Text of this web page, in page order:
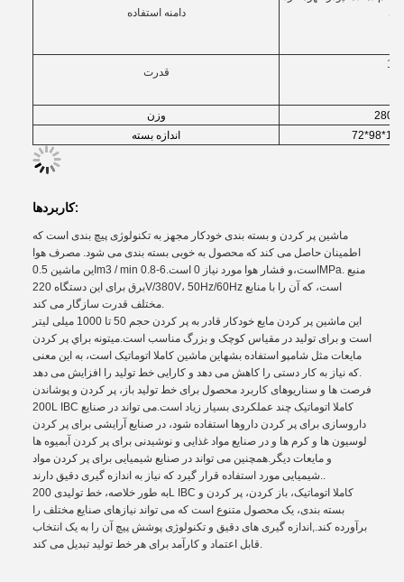
دامنه استفاده
قدرت
وزن
اندازه بسته
کاربردها:
ماشین پر کردن و بسته بندی خودکار مجهز به تکنولوژی پیچ بندی است که
اطمینان حاصل می کند که محصول به خوبی بسته بندی می شود. مصرف هوا
این ماشین 0.5m3 / min است،و فشار هوا مورد نیاز 0 است.6-0.8MPa. منبع
برق برای این دستگاه 220V/380V، 50Hz/60Hz است، که آن را با منابع
مختلف قدرت سازگار می کند.
این ماشین پر کردن مایع خودکار قادر به پر کردن حجم 50 تا 1000 میلی لیتر
است و برای تولید در مقیاس کوچک و بزرگ مناسب است.ميتونه براي پر کردن
مايعات مثل شامپو استفاده بشهاین ماشین کاملا اتوماتیک است، به این معنی
که نیاز به کار دستی را کاهش می دهد و کارایی خط تولید را افزایش می دهد.
فرصت ها و سناریوهای کاربرد محصول برای خط تولید باز، پر کردن و پوشاندن
200L IBC کاملا اتوماتیک چند عملکردی بسیار زیاد است.می تواند در صنایع
داروسازی برای پر کردن داروها استفاده شود، در صنایع آرایشی برای پر کردن
لوسیون ها و کرم ها و در صنایع مواد غذایی و نوشیدنی برای پر کردن آبمیوه ها
و مایعات دیگر.همچنین می تواند در صنایع شیمیایی برای پر کردن مواد
شیمیایی مورد استفاده قرار گیرد که نیاز به اندازه گیری دقیق دارند..
به طور خلاصه، خط تولیدی 200L IBC کاملا اتوماتیک، باز کردن، پر کردن و
بسته بندی، یک محصول متنوع است که می تواند نیازهای صنایع مختلف را
برآورده کند.,اندازه گیری های دقیق و تکنولوژی پوشش پیچ آن را به یک انتخاب
قابل اعتماد و کارآمد برای هر خط تولید تبدیل می کند.